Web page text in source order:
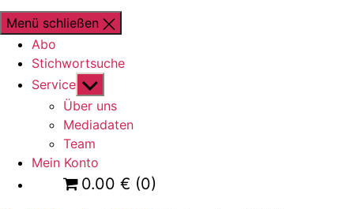
Menü schließen
Abo
Stichwortsuche
Service Untermenü
anzeigen
Über uns
Mediadaten
Team
Mein Konto
0.00 € (0)